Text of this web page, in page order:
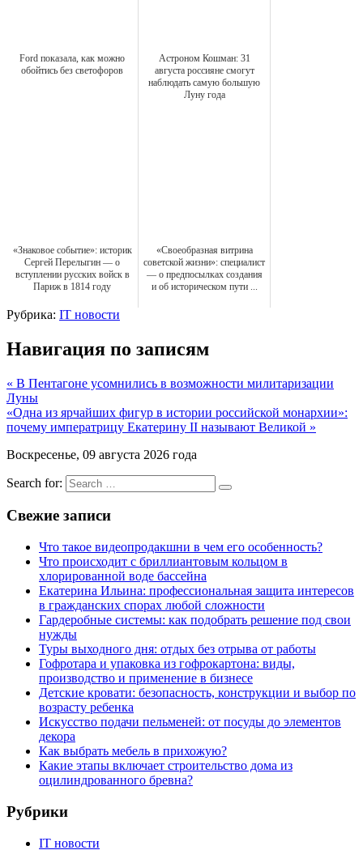
Ford показала, как можно
обойтись без светофоров
Астроном Кошман: 31
августа россияне смогут
наблюдать самую большую
Луну года
«Знаковое событие»: историк
Сергей Перелыгин — о
вступлении русских войск в
Париж в 1814 году
«Своеобразная витрина
советской жизни»: специалист
— о предпосылках создания
и об историческом пути ...
Рубрика: IT новости
Навигация по записям
« В Пентагоне усомнились в возможности милитаризации
Луны
«Одна из ярчайших фигур в истории российской монархии»:
почему императрицу Екатерину II называют Великой »
Воскресенье, 09 августа 2026 года
Search for:
Свежие записи
Что такое видеопродакшни в чем его особенность?
Что происходит с бриллиантовым кольцом в
хлорированной воде бассейна
Екатерина Ильина: профессиональная защита интересов
в гражданских спорах любой сложности
Гардеробные системы: как подобрать решение под свои
нужды
Туры выходного дня: отдых без отрыва от работы
Гофротара и упаковка из гофрокартона: виды,
производство и применение в бизнесе
Детские кровати: безопасность, конструкции и выбор по
возрасту ребенка
Искусство подачи пельменей: от посуды до элементов
декора
Как выбрать мебель в прихожую?
Какие этапы включает строительство дома из
оцилиндрованного бревна?
Рубрики
IT новости